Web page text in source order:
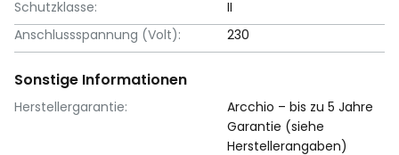
Schutzklasse:
II
Anschlussspannung (Volt):
230
Sonstige Informationen
Herstellergarantie:
Arcchio – bis zu 5 Jahre
Garantie (siehe
Herstellerangaben)